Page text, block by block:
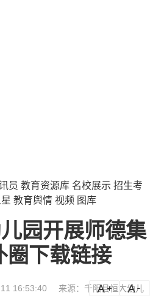
员 教育资源库 名校展示 招生考
教育舆情 视频 图库
园开展师德集
圈下载链接
16:53:40
来源：千阳县恒大幼儿
a a-